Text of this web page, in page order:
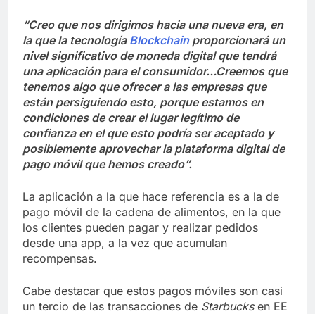
“Creo que nos dirigimos hacia una nueva era, en
la que la tecnología Blockchainproporcionará un
nivel significativo de moneda digital que tendrá
una aplicación para el consumidor…Creemos que
tenemos algo que ofrecer a las empresas que
están persiguiendo esto, porque estamos en
condiciones de crear el lugar legítimo de
confianza en el que esto podría ser aceptado y
posiblemente aprovechar la plataforma digital de
pago móvil que hemos creado”.
La aplicación a la que hace referencia es a la de
pago móvil de la cadena de alimentos, en la que
los clientes pueden pagar y realizar pedidos
desde una app, a la vez que acumulan
recompensas.
Cabe destacar que estos pagos móviles son casi
un tercio de las transacciones de Starbucksen EE